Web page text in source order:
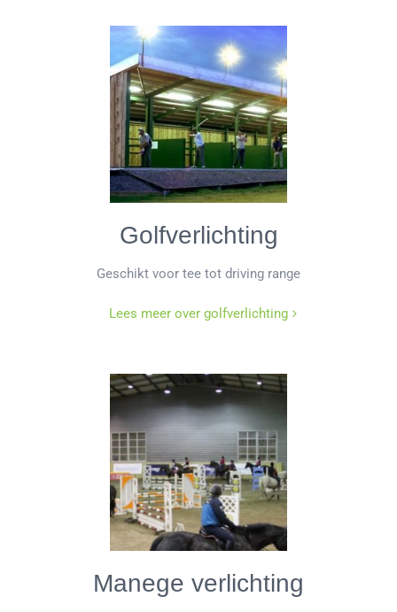
Golfverlichting
Geschikt voor tee tot driving range
Lees meer over golfverlichting
Manege verlichting